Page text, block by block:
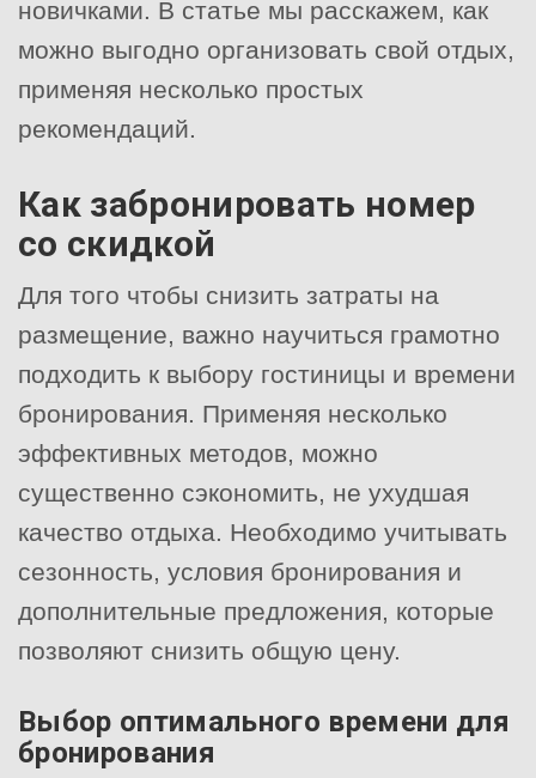
новичками. В статье мы расскажем, как
можно выгодно организовать свой отдых,
применяя несколько простых
рекомендаций.
Как забронировать номер
со скидкой
Для того чтобы снизить затраты на
размещение, важно научиться грамотно
подходить к выбору гостиницы и времени
бронирования. Применяя несколько
эффективных методов, можно
существенно сэкономить, не ухудшая
качество отдыха. Необходимо учитывать
сезонность, условия бронирования и
дополнительные предложения, которые
позволяют снизить общую цену.
Выбор оптимального времени для
бронирования